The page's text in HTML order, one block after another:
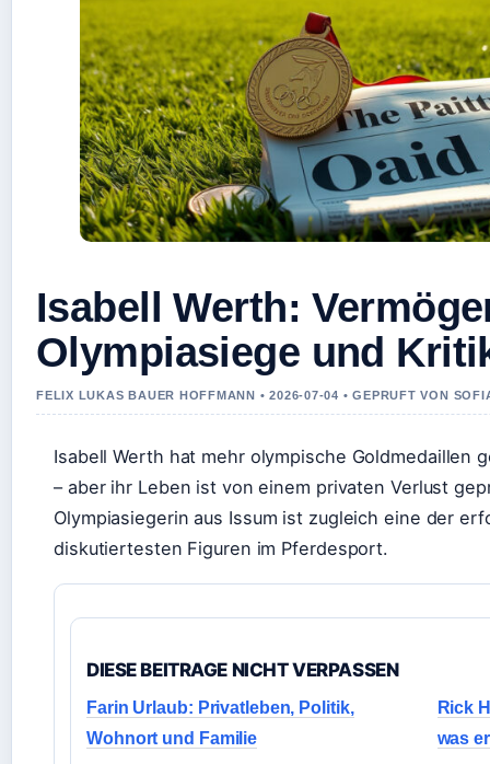
Isabell Werth:
Olympiasiege und
FELIX LUKAS BAUER HOFFMANN • 2026-07-04 • GEPRUFT VON
Isabell Werth hat mehr olympische Goldmedaillen
– aber ihr Leben ist von einem privaten Verlust
Olympiasiegerin aus Issum ist zugleich eine der
diskutiertesten Figuren im Pferdesport.
DIESE BEITRAGE NICHT VERPASSEN
Farin Urlaub: Privatleben, Politik,
Wohnort und Familie
Rick
was